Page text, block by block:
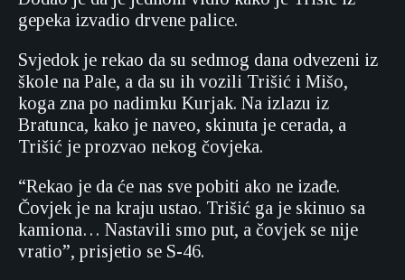
gepeka izvadio drvene palice.
Svjedok je rekao da su sedmog dana odvezeni iz
škole na Pale, a da su ih vozili Trišić i Mišo,
koga zna po nadimku Kurjak. Na izlazu iz
Bratunca, kako je naveo, skinuta je cerada, a
Trišić je prozvao nekog čovjeka.
“Rekao je da će nas sve pobiti ako ne izađe.
Čovjek je na kraju ustao. Trišić ga je skinuo sa
kamiona… Nastavili smo put, a čovjek se nije
vratio”, prisjetio se S-46.